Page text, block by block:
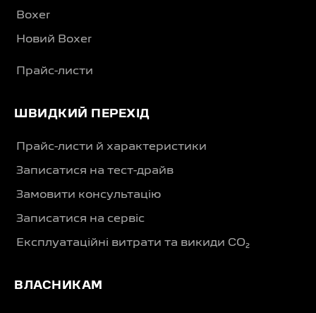
Boxer
Новий Boxer
Прайс-листи
ШВИДКИЙ ПЕРЕХІД
Прайс-листи й характеристики
Записатися на тест-драйв
Замовити консультацію
Записатися на сервіс
Експлуатаційні витрати та викиди CO₂
ВЛАСНИКАМ